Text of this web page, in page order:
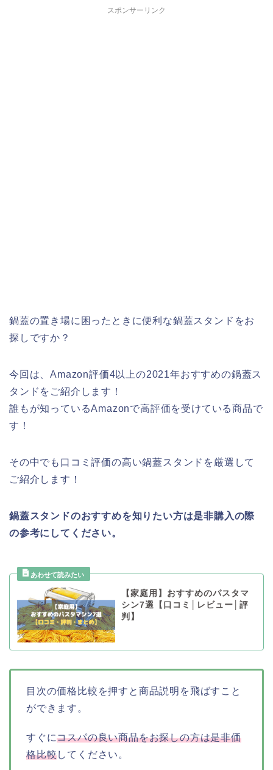
スポンサーリンク
鍋蓋の置き場に困ったときに便利な鍋蓋スタンドをお
探しですか？
今回は、Amazon評価4以上の2021年おすすめの鍋蓋ス
タンドをご紹介します！
誰もが知っているAmazonで高評価を受けている商品で
す！
その中でも口コミ評価の高い鍋蓋スタンドを厳選して
ご紹介します！
鍋蓋スタンドのおすすめを知りたい方は是非購入の際
の参考にしてください。
【家庭用】おすすめのパスタマ
シン7選【口コミ│レビュー│評
判】
目次の価格比較を押すと商品説明を飛ばすこと
ができます。
すぐにコスパの良い商品をお探しの方は是非価
格比較してください。